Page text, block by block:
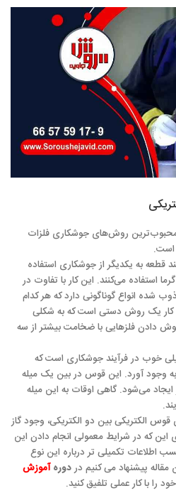
روش‌های جوشکاری فلزات
است.
قطعه به یکدیگر از جوشکاری استفاده
استفاده می‌کنند. این کار با تفاوت در
شده انواع گوناگونی دارد که هر کدام
کار یک روش دستی است که به شکلی
دادن فلزهایی با ضخامت بیشتر از سه
خوب در فرآیند جوشکاری است که
وجود آورد. این قوس در بین یک میله
می‌شود. گاهی اوقات به این میله
قوس الکتریکی بین دو الکتریکی، وجود گاز
که در شرایط معمولی انجام دادن این
اطلاعات تکمیلی تر درباره این نوع
مقاله پیشنهاد می کنیم دردورهآموزش
را با کار عملی تلفیق کنید.